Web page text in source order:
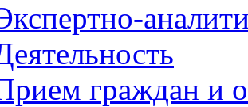
граждан и